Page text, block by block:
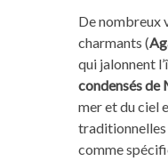
De nombreux
charmants (
qui jalonnent
condensés de
mer et du ciel
traditionnelles
comme